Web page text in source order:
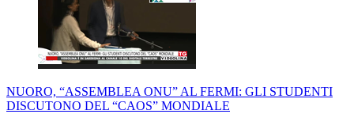
NUORO, “ASSEMBLEA ONU” AL FERMI: GLI STUDENTI
DISCUTONO DEL “CAOS” MONDIALE